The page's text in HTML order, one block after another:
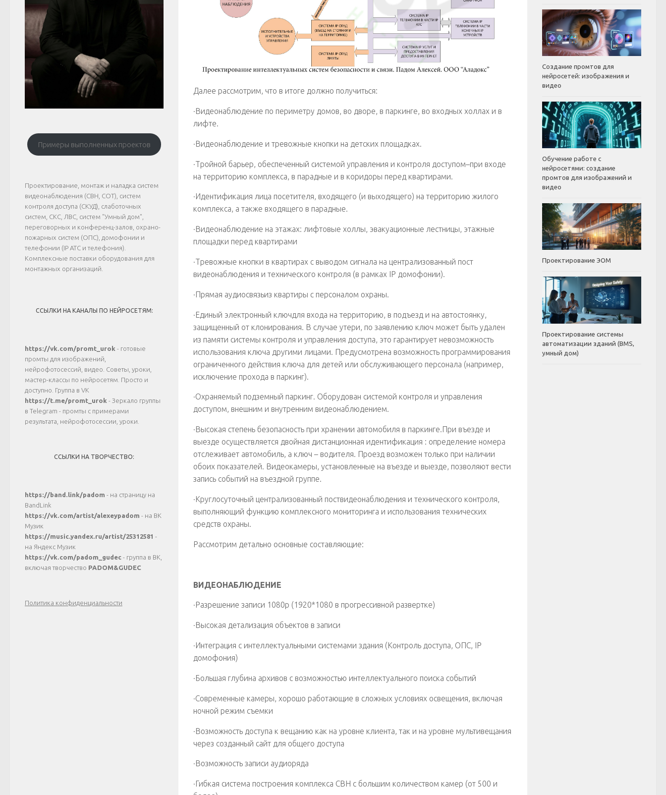
Далее рассмотрим, что в итоге должно получиться:
·Видеонаблюдение по периметру домов, во дворе, в паркинге, во входных холлах и в
лифте.
·Видеонаблюдение и тревожные кнопки на детских площадках.
·Тройной барьер, обеспеченный системой управления и контроля доступом–при входе
на территорию комплекса, в парадные и в коридоры перед квартирами.
·Идентификация лица посетителя, входящего (и выходящего) на территорию жилого
комплекса, а также входящего в парадные.
·Видеонаблюдение на этажах: лифтовые холлы, эвакуационные лестницы, этажные
площадки перед квартирами
·Тревожные кнопки в квартирах с выводом сигнала на централизованный пост
видеонаблюдения и технического контроля (в рамках IP домофонии).
·Прямая аудиосвязьиз квартиры с персоналом охраны.
·Единый электронный ключдля входа на территорию, в подъезд и на автостоянку,
защищенный от клонирования. В случае утери, по заявлению ключ может быть удален
из памяти системы контроля и управления доступа, это гарантирует невозможность
использования ключа другими лицами. Предусмотрена возможность программирования
ограниченного действия ключа для детей или обслуживающего персонала (например,
исключение прохода в паркинг).
·Охраняемый подземный паркинг. Оборудован системой контроля и управления
доступом, внешним и внутренним видеонаблюдением.
·Высокая степень безопасность при хранении автомобиля в паркинге.При въезде и
выезде осуществляется двойная дистанционная идентификация : определение номера
отслеживает автомобиль, а ключ – водителя. Проезд возможен только при наличии
обоих показателей. Видеокамеры, установленные на въезде и выезде, позволяют вести
запись событий на въездной группе.
·Круглосуточный централизованный поствидеонаблюдения и технического контроля,
выполняющий функцию комплексного мониторинга и использования технических
средств охраны.
Рассмотрим детально основные составляющие:
ВИДЕОНАБЛЮДЕНИЕ
·Разрешение записи 1080р (1920*1080 в прогрессивной развертке)
·Высокая детализация объектов в записи
·Интеграция с интеллектуальными системами здания (Контроль доступа, ОПС, IP
домофония)
·Большая глубина архивов с возможностью интеллектуального поиска событий
·Современные камеры, хорошо работающие в сложных условиях освещения, включая
ночной режим съемки
·Возможность доступа к вещанию как на уровне клиента, так и на уровне мультивещания
через созданный сайт для общего доступа
·Возможность записи аудиоряда
·Гибкая система построения комплекса СВН с большим количеством камер (от 500 и
Примеры выполненных проектов
Проектирование, монтаж и наладка систем
видеонаблюдения (СВН, СОТ), систем
контроля доступа (СКУД), слаботочных
систем, СКС, ЛВС, систем "Умный дом",
переговорных и конференц-залов, охрано-
пожарных систем (ОПС), домофонии и
телефонии (IP АТС и телефония).
Комплексные поставки оборудования для
монтажных организаций.
ССЫЛКИ НА КАНАЛЫ ПО НЕЙРОСЕТЯМ:
https://vk.com/promt_urok - готовые
промты для изображений,
нейрофотосессий, видео. Советы, уроки,
мастер-классы по нейросетям. Просто и
доступно. Группа в VK
https://t.me/promt_urok - Зеркало группы
в Telegram - промты с примерами
результата, нейрофотосессии, уроки.
ССЫЛКИ НА ТВОРЧЕСТВО:
https://band.link/padom - на страницу на
BandLink
https://vk.com/artist/alexeypadom - на ВК
Музик
https://music.yandex.ru/artist/25312581 -
на Яндекс Музик
https://vk.com/padom_gudec - группа в ВК,
включая творчество PADOM&GUDEC
Политика конфиденциальности
Создание промтов для
нейросетей: изображения и
видео
Обучение работе с
нейросетями: создание
промтов для изображений и
видео
Проектирование ЭОМ
Проектирование системы
автоматизации зданий (BMS,
умный дом)